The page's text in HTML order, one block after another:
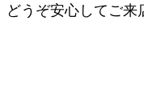
どうぞ安心してご来